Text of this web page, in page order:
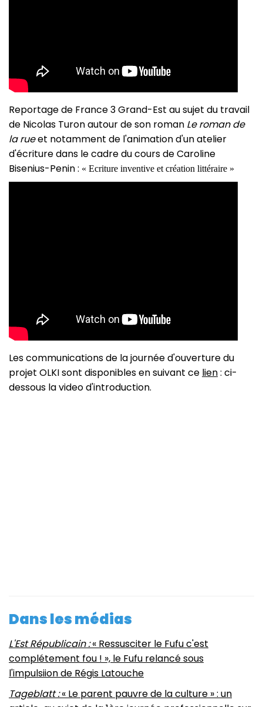
Reportage de France 3 Grand-Est au sujet du travail
de Nicolas Turon autour de son roman Le roman de
la rueet notamment de l'animation d'un atelier
d'écriture dans le cadre du cours de Caroline
Bisenius-Penin : « Ecriture inventive et création littéraire »
Les communications de la journée d'ouverture du
projet OLKI sont disponibles en suivant ce lien: ci-
dessous la video d'introduction.
Dans les médias
L'Est Républicain :« Ressusciter le Fufu c'est
complétement fou ! », le Fufu relancé sous
l'impulsiion de Régis Latouche
Tageblatt :« Le parent pauvre de la culture » : un